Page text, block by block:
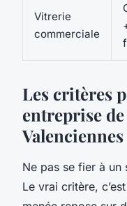
Vitrerie
commerciale
Les critères
entreprise
Valenciennes
Ne pas se fier à un
Le vrai critère,